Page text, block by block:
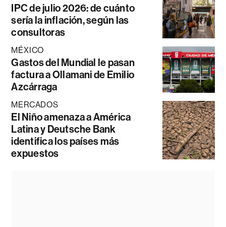
IPC de julio 2026: de cuánto
sería la inflación, según las
consultoras
MÉXICO
Gastos del Mundial le pasan
factura a Ollamani de Emilio
Azcárraga
MERCADOS
El Niño amenaza a América
Latina y Deutsche Bank
identifica los países más
expuestos